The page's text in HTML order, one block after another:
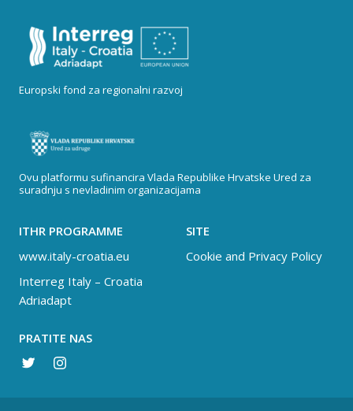
Europski fond za regionalni razvoj
Ovu platformu sufinancira Vlada Republike Hrvatske Ured za
suradnju s nevladinim organizacijama
ITHR PROGRAMME
www.italy-croatia.eu
Interreg Italy – Croatia
Adriadapt
SITE
Cookie and Privacy Policy
PRATITE NAS